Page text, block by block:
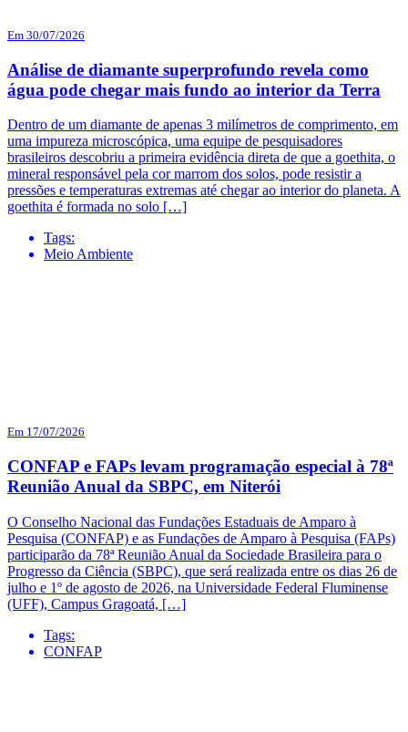
Em 30/07/2026
Análise de diamante superprofundo revela como
água pode chegar mais fundo ao interior da Terra
Dentro de um diamante de apenas 3 milímetros de comprimento, em
uma impureza microscópica, uma equipe de pesquisadores
brasileiros descobriu a primeira evidência direta de que a goethita, o
mineral responsável pela cor marrom dos solos, pode resistir a
pressões e temperaturas extremas até chegar ao interior do planeta. A
goethita é formada no solo […]
Tags:
Meio Ambiente
Em 17/07/2026
CONFAP e FAPs levam programação especial à 78ª
Reunião Anual da SBPC, em Niterói
O Conselho Nacional das Fundações Estaduais de Amparo à
Pesquisa (CONFAP) e as Fundações de Amparo à Pesquisa (FAPs)
participarão da 78ª Reunião Anual da Sociedade Brasileira para o
Progresso da Ciência (SBPC), que será realizada entre os dias 26 de
julho e 1º de agosto de 2026, na Universidade Federal Fluminense
(UFF), Campus Gragoatá, […]
Tags:
CONFAP